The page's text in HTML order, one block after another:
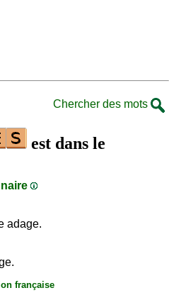
Chercher des mots
est dans le
adage.
française